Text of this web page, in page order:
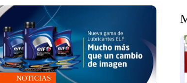
NOTICIAS